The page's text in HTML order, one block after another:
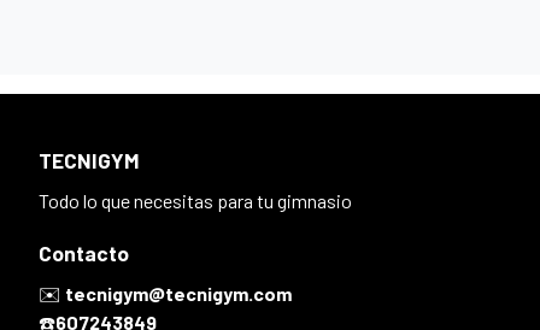
TECNIGYM
Todo lo que necesitas para tu gimnasio
Contacto
✉️ tecnigym@tecnigym.com
☎️607243849